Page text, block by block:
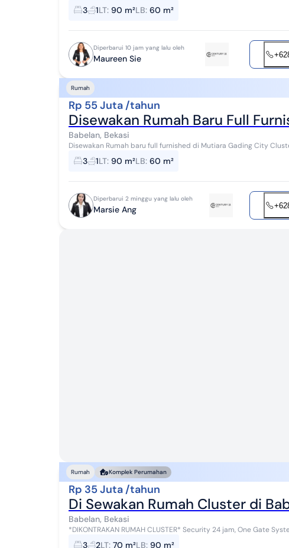
3 1LT: 90 m²LB: 60 m²
Diperbarui 10 jam yang lalu oleh
Maureen Sie
Rumah
Rp 55 Juta /tahun
Disewakan Rumah Baru Full
Babelan, Bekasi
Disewakan Rumah baru full furnished di Mutiara Gading City Cluster Munchen,
3 1LT: 90 m²LB: 60 m²
Diperbarui 2 minggu yang lalu oleh
Marsie Ang
Rumah Komplek Perumahan
Rp 35 Juta /tahun
Di Sewakan Rumah Cluster di
Babelan, Bekasi
*DIKONTRAKAN RUMAH CLUSTER* Security 24 jam, One Gate System LT 70 m, 2 lantai, 3 KT + 1 KT ART,
Kloset Duduk & Jongkok + Shower Wastafel Rua...
3 2LT: 70 m²LB: 90 m²